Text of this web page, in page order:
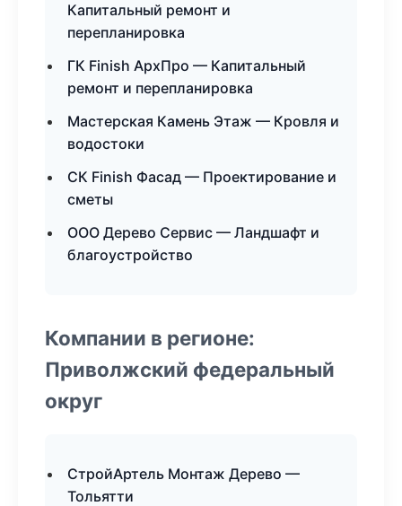
Капитальный ремонт и
перепланировка
ГК Finish АрхПро — Капитальный
ремонт и перепланировка
Мастерская Камень Этаж — Кровля и
водостоки
СК Finish Фасад — Проектирование и
сметы
ООО Дерево Сервис — Ландшафт и
благоустройство
Компании в регионе:
Приволжский федеральный
округ
СтройАртель Монтаж Дерево —
Тольятти